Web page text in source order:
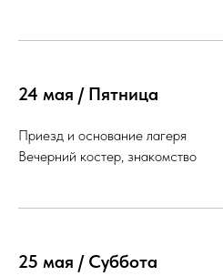
24 мая / Пятница
Приезд и основание лагеря
Вечерний костер, знакомство
25 мая / Суббота